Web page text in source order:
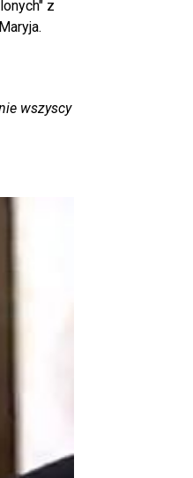
z
wszyscy